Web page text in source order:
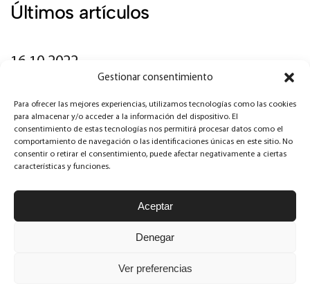
Gestionar consentimiento
Para ofrecer las mejores experiencias, utilizamos tecnologías como las cookies
para almacenar y/o acceder a la información del dispositivo. El
consentimiento de estas tecnologías nos permitirá procesar datos como el
comportamiento de navegación o las identificaciones únicas en este sitio. No
consentir o retirar el consentimiento, puede afectar negativamente a ciertas
características y funciones.
Aceptar
Denegar
Ver preferencias
Últimos artículos
16.10.2022
osteopatía?
06.02.2022
La realidad del postparto